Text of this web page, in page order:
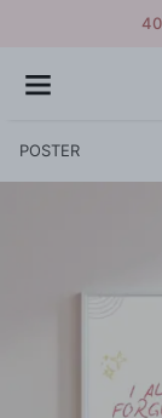
POSTER